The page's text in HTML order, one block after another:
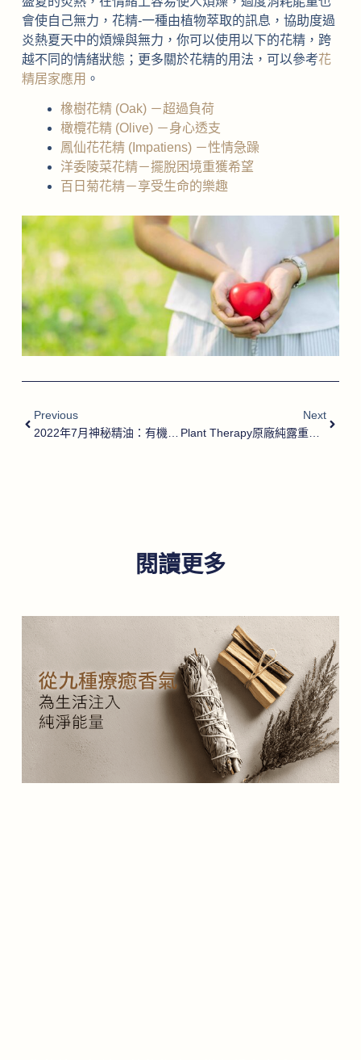
會使自己無力，花精-一種由植物萃取的訊息，協助度過
炎熱夏天中的煩燥與無力，你可以使用以下的花精，跨
越不同的情緒狀態；更多關於花精的用法，可以參考花
精居家應用 。
橡樹花精 (Oak) －超過負荷
橄欖花精 (Olive) －身心透支
鳳仙花花精 (Impatiens) －性情急躁
洋委陵菜花精－擺脫困境重獲希望
百日菊花精－享受生命的樂趣
Previous
2022年7月神秘精油：有機薰陸香精油
Next
Plant Therapy原廠純露重新上架！
閱讀更多